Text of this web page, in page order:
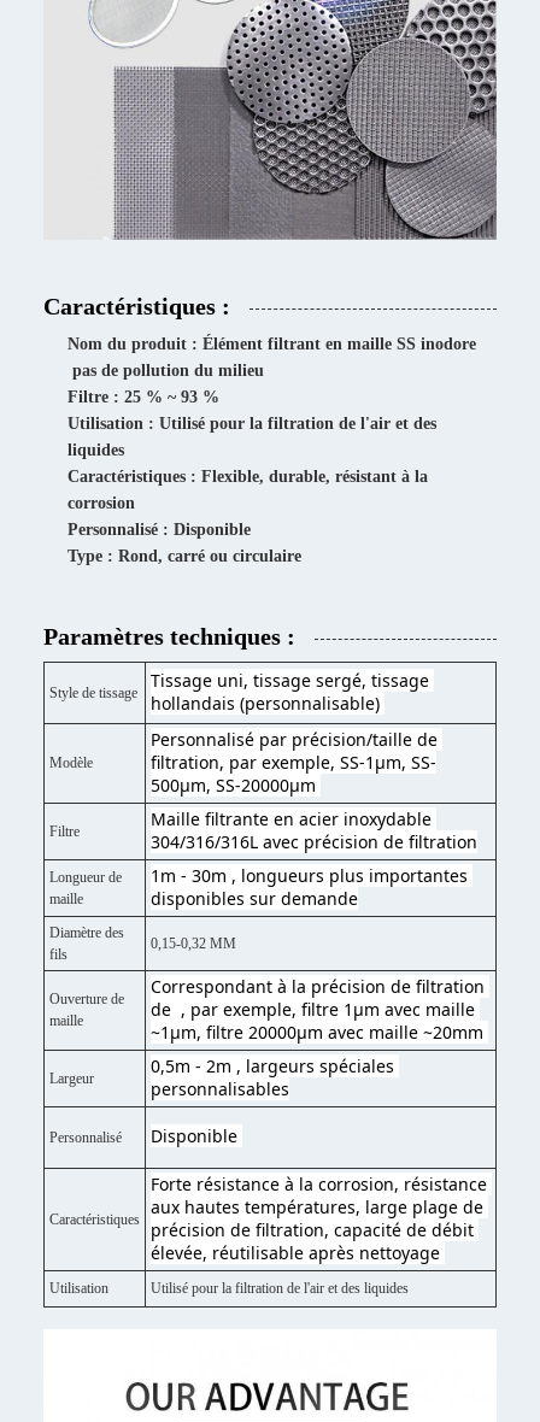
Caractéristiques :
Nom du produit : Élément filtrant en maille SS inodore
pas de pollution du milieu
Filtre : 25 % ~ 93 %
Utilisation : Utilisé pour la filtration de l'air et des
liquides
Caractéristiques : Flexible, durable, résistant à la
corrosion
Personnalisé : Disponible
Type : Rond, carré ou circulaire
Paramètres techniques :
Style de tissage
Tissage uni, tissage sergé, tissage
hollandais (personnalisable)
Modèle
Personnalisé par précision/taille de
filtration, par exemple, SS-1μm, SS-
500μm, SS-20000μm
Filtre
Maille filtrante en acier inoxydable
304/316/316L avec précision de filtration
Longueur de
maille
1m - 30m , longueurs plus importantes
disponibles sur demande
Diamètre des
fils
0,15-0,32 MM
Ouverture de
maille
Correspondant à la précision de filtration
de  , par exemple, filtre 1μm avec maille
~1μm, filtre 20000μm avec maille ~20mm
Largeur
0,5m - 2m , largeurs spéciales
personnalisables
Personnalisé Disponible
Caractéristiques
Forte résistance à la corrosion, résistance
aux hautes températures, large plage de
précision de filtration, capacité de débit
élevée, réutilisable après nettoyage
Utilisation Utilisé pour la filtration de l'air et des liquides